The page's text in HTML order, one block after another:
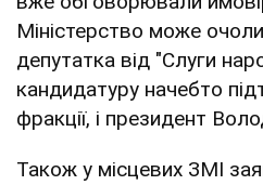
Міністерство може
депутатка від "Слуги
кандидатуру начебто
фракції, і президент
Також у місцевих ЗМІ